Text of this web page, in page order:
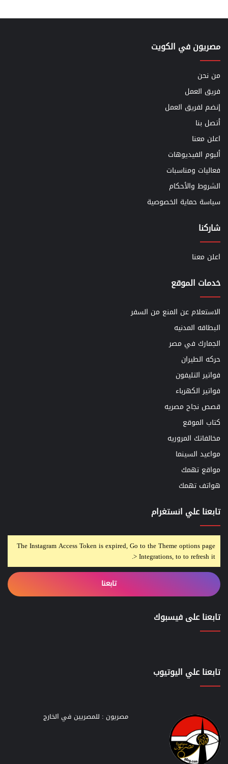
مصريون في الكويت
من نحن
فريق العمل
إنضم لفريق العمل
أتصل بنا
اعلن معنا
ألبوم الفيديوهات
فعاليات ومناسبات
الشروط والأحكام
سياسة حماية الخصوصية
شاركنا
اعلن معنا
خدمات الموقع
الاستعلام عن المنع من السفر
البطاقه المدنيه
الجمارك في مصر
حركه الطيران
فواتير التليفون
فواتير الكهرباء
قصص نجاح مصريه
كتاب الموقع
مخالفاتك المروريه
مواعيد السينما
مواقع تهمك
هواتف تهمك
تابعنا علي انستغرام
The Instagram Access Token is expired, Go to the Theme options page
> Integrations, to to refresh it.
تابعنا
تابعنا على فيسبوك
تابعنا علي اليوتيوب
مصريون : للمصريين في الخارج